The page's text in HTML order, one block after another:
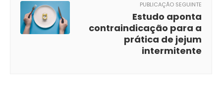
PUBLICAÇÃO SEGUINTE
Estudo aponta
contraindicação para a
prática de jejum
intermitente